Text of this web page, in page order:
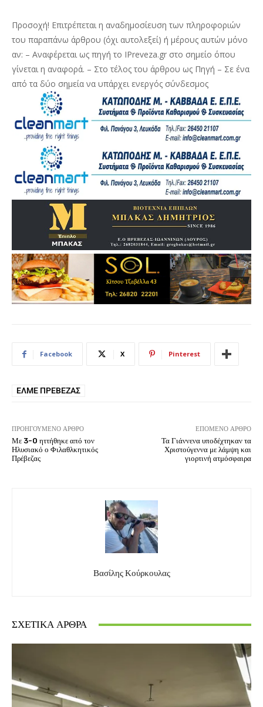
Προσοχή! Επιτρέπεται η αναδημοσίευση των πληροφοριών
του παραπάνω άρθρου (όχι αυτολεξεί) ή μέρους αυτών μόνο
αν: – Αναφέρεται ως πηγή το IPreveza.gr στο σημείο όπου
γίνεται η αναφορά. – Στο τέλος του άρθρου ως Πηγή – Σε ένα
από τα δύο σημεία να υπάρχει ενεργός σύνδεσμος
Facebook X Pinterest
ΕΛΜΕ ΠΡΈΒΕΖΑΣ
ΠΡΟΗΓΟΎΜΕΝΟ ΆΡΘΡΟ
Με 3-0 ηττήθηκε από τον
Ηλυσιακό ο Φιλαθλκητικός
Πρέβεζας
ΕΠΌΜΕΝΟ ΆΡΘΡΟ
Τα Γιάννενα υποδέχτηκαν τα
Χριστούγεννα με λάμψη και
γιορτινή ατμόσφαιρα
Βασίλης Κούρκουλας
ΣΧΕΤΙΚΆ ΆΡΘΡΑ